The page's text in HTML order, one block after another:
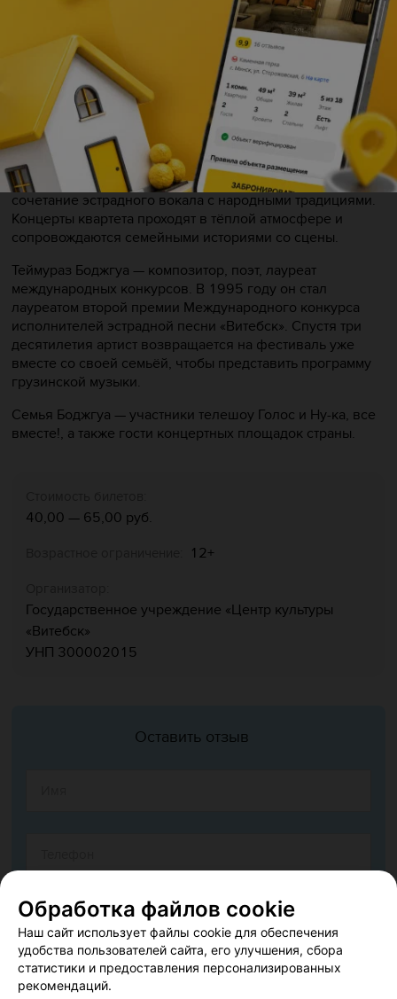
В рамках XXXV Международного фестиваля искусств
Славянский базар в Витебске
выступит вокальный
квартет — семья Боджгуа. В составе коллектива —
Теймураз, Элиза и их сыновья Нико и Васо. Вместе они
исполняют грузинское многоголосие, мировые хиты в
оригинальных аранжировках и авторские песни
Теймураза Боджгуа.
Для зрителей — живой звук, грузинский колорит и
сочетание эстрадного вокала с народными традициями.
Концерты квартета проходят в тёплой атмосфере и
сопровождаются семейными историями со сцены.
Теймураз Боджгуа — композитор, поэт, лауреат
международных конкурсов. В 1995 году он стал
лауреатом второй премии Международного конкурса
исполнителей эстрадной песни «Витебск». Спустя три
десятилетия артист возвращается на фестиваль уже
вместе со своей семьёй, чтобы представить программу
грузинской музыки.
Семья Боджгуа — участники телешоу Голос и Ну-ка, все
вместе!, а также гости концертных площадок страны.
40,00 — 65,00 руб.
12+
Государственное учреждение «Центр культуры
«‎Витебск»‎
УНП 300002015
Оставить отзыв
Обработка файлов cookie
Наш сайт использует файлы cookie для обеспечения
удобства пользователей сайта, его улучшения, сбора
статистики и предоставления персонализированных
рекомендаций.